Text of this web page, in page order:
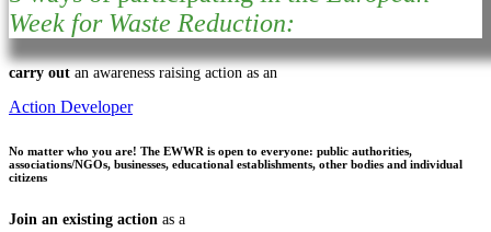
Week for Waste Reduction:
carry out an awareness raising action as an
Action Developer
No matter who you are! The EWWR is open to everyone: public authorities,
associations/NGOs, businesses, educational establishments, other bodies and individual
citizens
Join an existing action as a